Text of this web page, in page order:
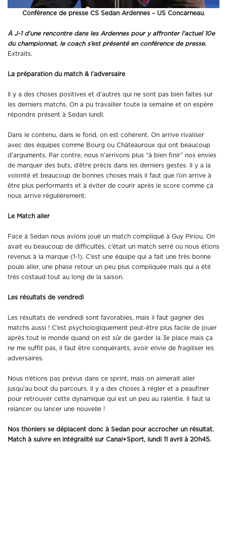
Conférence de presse CS Sedan Ardennes – US Concarneau.
À J-1 d’une rencontre dans les Ardennes pour y affronter l’actuel 10e
du championnat, le coach s’est présenté en conférence de presse.
Extraits.
La préparation du match & l’adversaire
Il y a des choses positives et d’autres qui ne sont pas bien faites sur
les derniers matchs. On a pu travailler toute la semaine et on espère
répondre présent à Sedan lundi.
Dans le contenu, dans le fond, on est cohérent. On arrive rivaliser
avec des équipes comme Bourg ou Châteauroux qui ont beaucoup
d’arguments. Par contre, nous n’arrivons plus “à bien finir” nos envies
de marquer des buts, d’être précis dans les derniers gestes. Il y a la
volonté et beaucoup de bonnes choses mais il faut que l’on arrive à
être plus performants et à éviter de courir après le score comme ça
nous arrive régulièrement.
Le Match aller
Face à Sedan nous avions joué un match compliqué à Guy Piriou. On
avait eu beaucoup de difficultés, c’était un match serré où nous étions
revenus à la marque (1-1). C’est une équipe qui a fait une très bonne
poule aller, une phase retour un peu plus compliquée mais qui a été
très costaud tout au long de la saison.
Les résultats de vendredi
Les résultats de vendredi sont favorables, mais il faut gagner des
matchs aussi ! C’est psychologiquement peut-être plus facile de jouer
après tout le monde quand on est sûr de garder la 3e place mais ça
ne me suffit pas, il faut être conquérants, avoir envie de fragiliser les
adversaires.
Nous n’étions pas prévus dans ce sprint, mais on aimerait aller
jusqu’au bout du parcours. Il y a des choses à régler et a peaufiner
pour retrouver cette dynamique qui est un peu au ralentie. Il faut la
relancer ou lancer une nouvelle !
Nos thoniers se déplacent donc à Sedan pour accrocher un résultat.
Match à suivre en intégralité sur Canal+Sport, lundi 11 avril à 20h45.